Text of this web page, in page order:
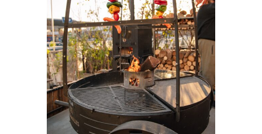
AGREGAR AL CARRITO / DETAILS